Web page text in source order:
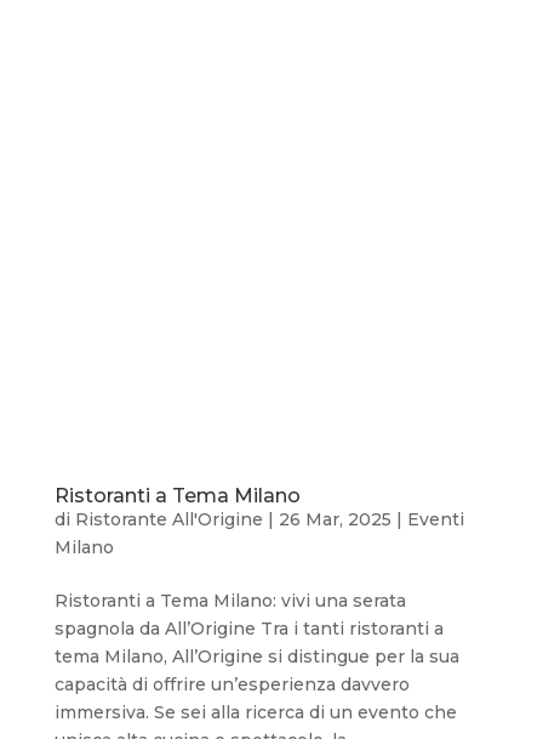
Ristoranti a Tema Milano
di Ristorante All'Origine | 26 Mar, 2025 | Eventi
Milano
Ristoranti a Tema Milano: vivi una serata
spagnola da All’Origine Tra i tanti ristoranti a
tema Milano, All’Origine si distingue per la sua
capacità di offrire un’esperienza davvero
immersiva. Se sei alla ricerca di un evento che